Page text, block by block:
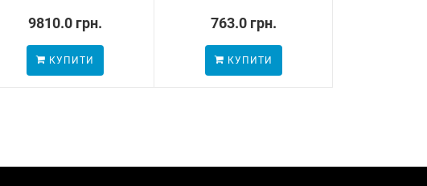
9810.0 грн.
КУПИТИ
763.0 грн.
КУПИТИ